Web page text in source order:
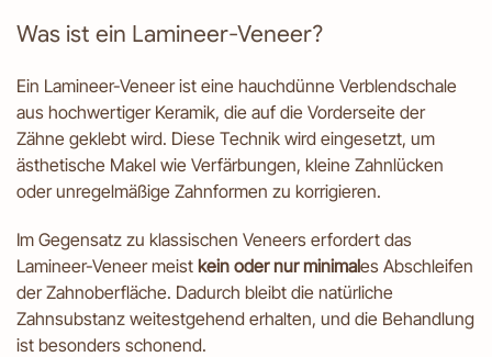
Was ist ein Lamineer-Veneer?
Ein Lamineer-Veneer ist eine hauchdünne Verblendschale
aus hochwertiger Keramik, die auf die Vorderseite der
Zähne geklebt wird. Diese Technik wird eingesetzt, um
ästhetische Makel wie Verfärbungen, kleine Zahnlücken
oder unregelmäßige Zahnformen zu korrigieren.
Im Gegensatz zu klassischen Veneers erfordert das
Lamineer-Veneer meist kein oder nur minimales Abschleifen
der Zahnoberfläche. Dadurch bleibt die natürliche
Zahnsubstanz weitestgehend erhalten, und die Behandlung
ist besonders schonend.